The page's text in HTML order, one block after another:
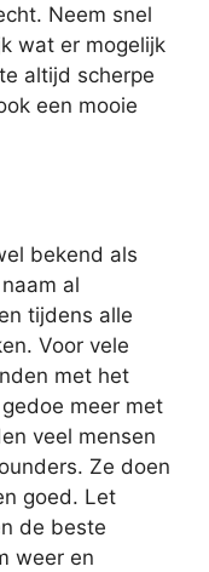
Neem snel
wat er mogelijk
altijd scherpe
een mooie
bekend als
al
tijdens alle
Voor vele
met het
meer met
veel mensen
Ze doen
goed. Let
de beste
weer en